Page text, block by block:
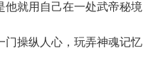
他就用自己在一处武帝秘境
门操纵人心，玩弄神魂记忆